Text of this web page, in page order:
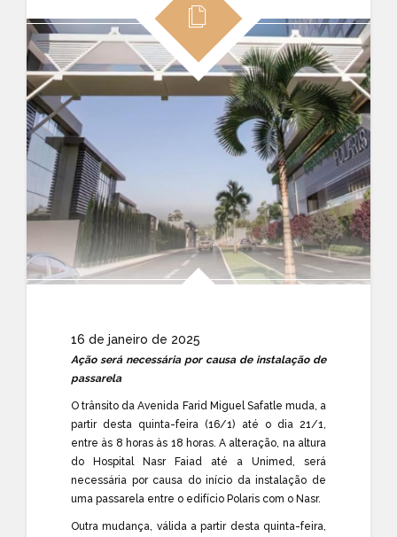
16 de janeiro de 2025
Ação será necessária por causa de instalação de
passarela
O trânsito da Avenida Farid Miguel Safatle muda, a
partir desta quinta-feira (16/1) até o dia 21/1,
entre às 8 horas às 18 horas. A alteração, na altura
do Hospital Nasr Faiad até a Unimed, será
necessária por causa do início da instalação de
uma passarela entre o edifício Polaris com o Nasr.
Outra mudança, válida a partir desta quinta-feira,